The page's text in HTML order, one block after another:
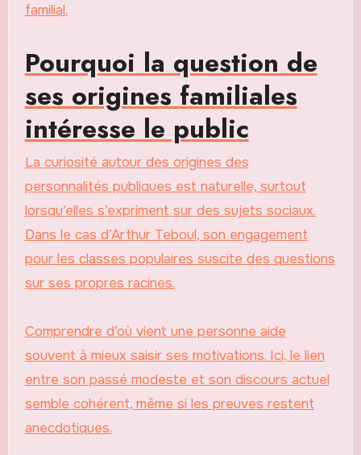
familial.
Pourquoi la question de
ses origines familiales
intéresse le public
La curiosité autour des origines des
personnalités publiques est naturelle, surtout
lorsqu’elles s’expriment sur des sujets sociaux.
Dans le cas d’Arthur Teboul, son engagement
pour les classes populaires suscite des questions
sur ses propres racines.
Comprendre d’où vient une personne aide
souvent à mieux saisir ses motivations. Ici, le lien
entre son passé modeste et son discours actuel
semble cohérent, même si les preuves restent
anecdotiques.